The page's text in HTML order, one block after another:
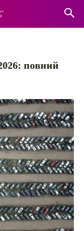
повний